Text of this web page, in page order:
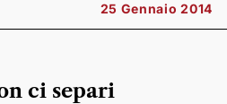
25 Gennaio 2014
ci separi